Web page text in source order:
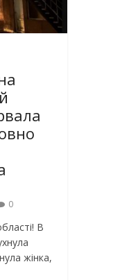
0
В
жінка,